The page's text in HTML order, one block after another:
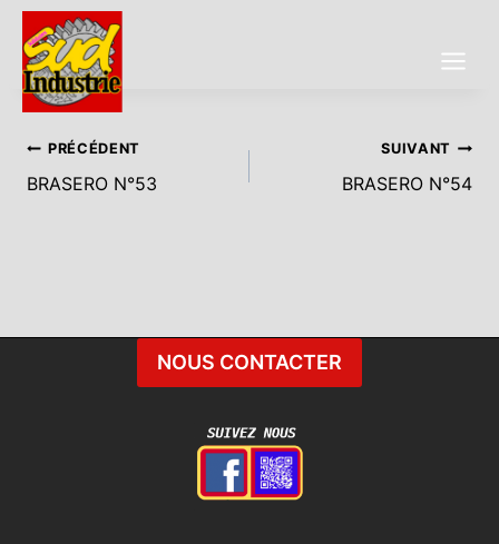
Aller
contenu
Navigation
De
PRÉCÉDENT
BRASERO N°53
SUIVANT
BRASERO N°54
NOUS CONTACTER